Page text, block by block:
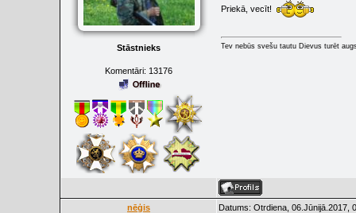
Stāstnieks
Komentāri: 13176
Priekā, vecīt!
Tev nebūs svešu tautu Dievus turēt
nēģis Datums: Otrdiena, 06.Jūnijā.2017,